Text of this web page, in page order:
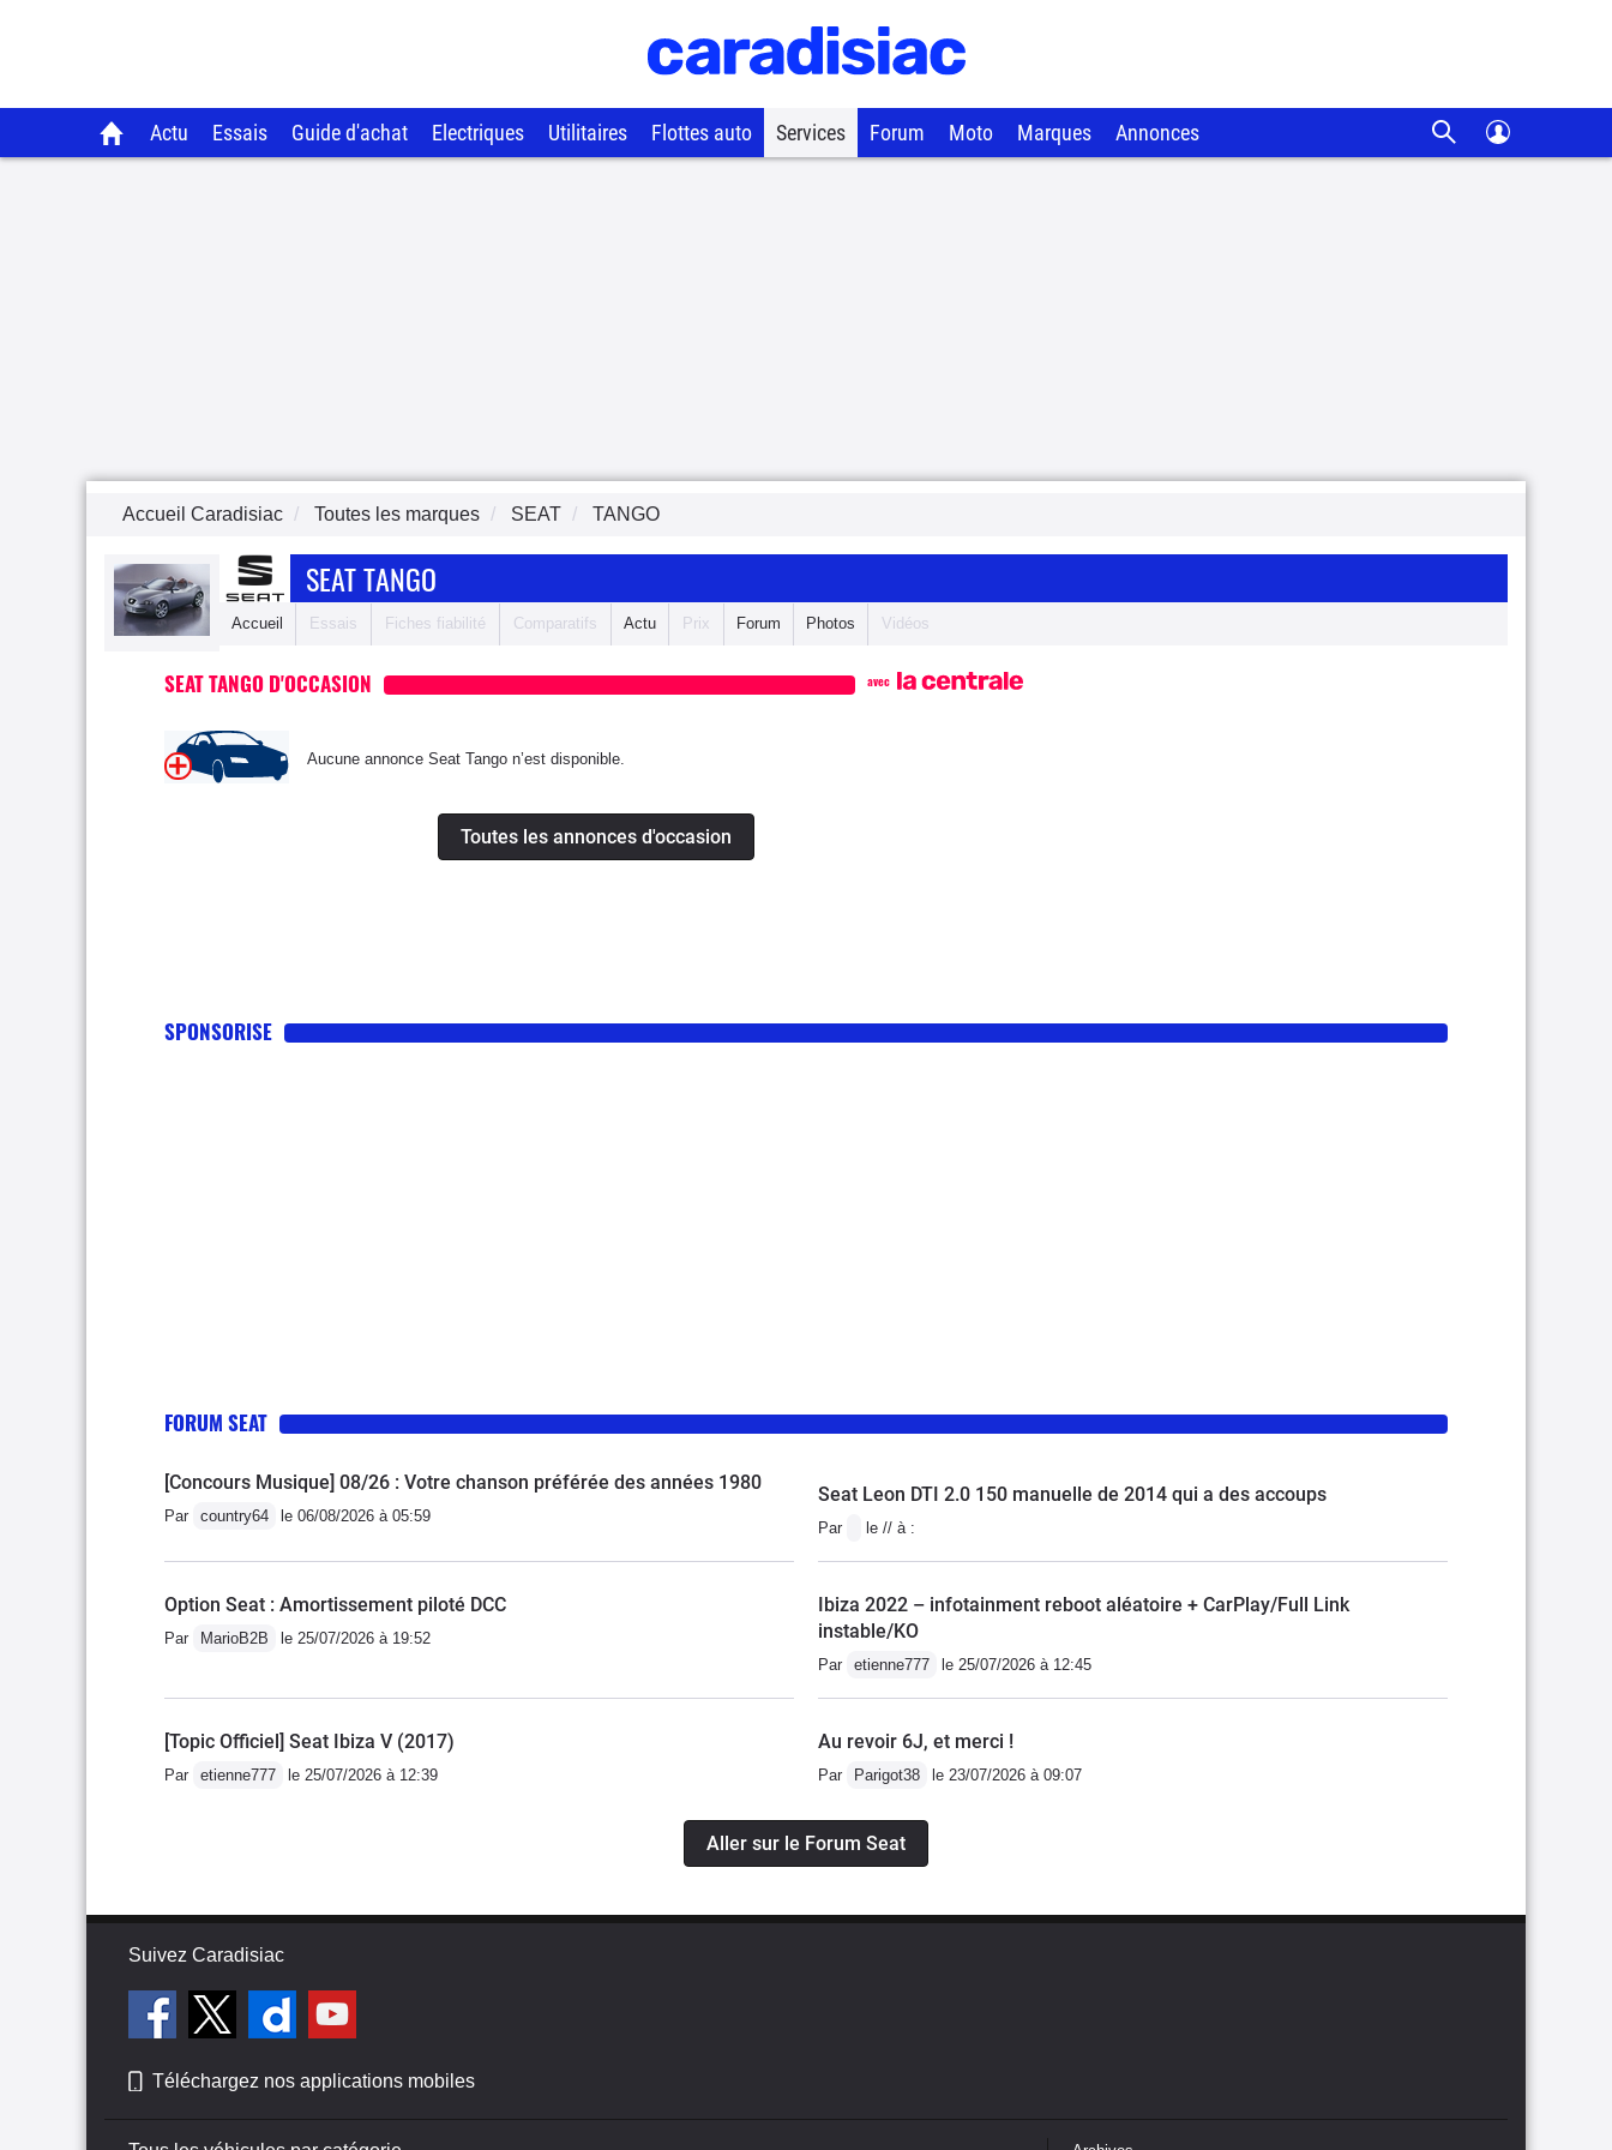
Actu Essais Guide d'achat Electriques Utilitaires Flottes auto Services Forum Moto Marques Annonces
Accueil Caradisiac Toutes les marques SEAT TANGO
SEAT TANGO
Accueil Essais Fiches fiabilité Comparatifs Actu Prix Forum Photos Vidéos
SEAT TANGO D'OCCASION avec
Aucune annonce Seat Tango n’est disponible.
Toutes les annonces d'occasion
SPONSORISE
FORUM SEAT
[Concours Musique] 08/26 : Votre chanson préférée des années 1980
Par country64 le 06/08/2026 à 05:59
Seat Leon DTI 2.0 150 manuelle de 2014 qui a des accoups
Par le // à :
Option Seat : Amortissement piloté DCC
Par MarioB2B le 25/07/2026 à 19:52
Ibiza 2022 – infotainment reboot aléatoire + CarPlay/Full Link
instable/KO
Par etienne777 le 25/07/2026 à 12:45
[Topic Officiel] Seat Ibiza V (2017)
Par etienne777 le 25/07/2026 à 12:39
Au revoir 6J, et merci !
Par Parigot38 le 23/07/2026 à 09:07
Aller sur le Forum Seat
Suivez Caradisiac
Téléchargez nos applications mobiles